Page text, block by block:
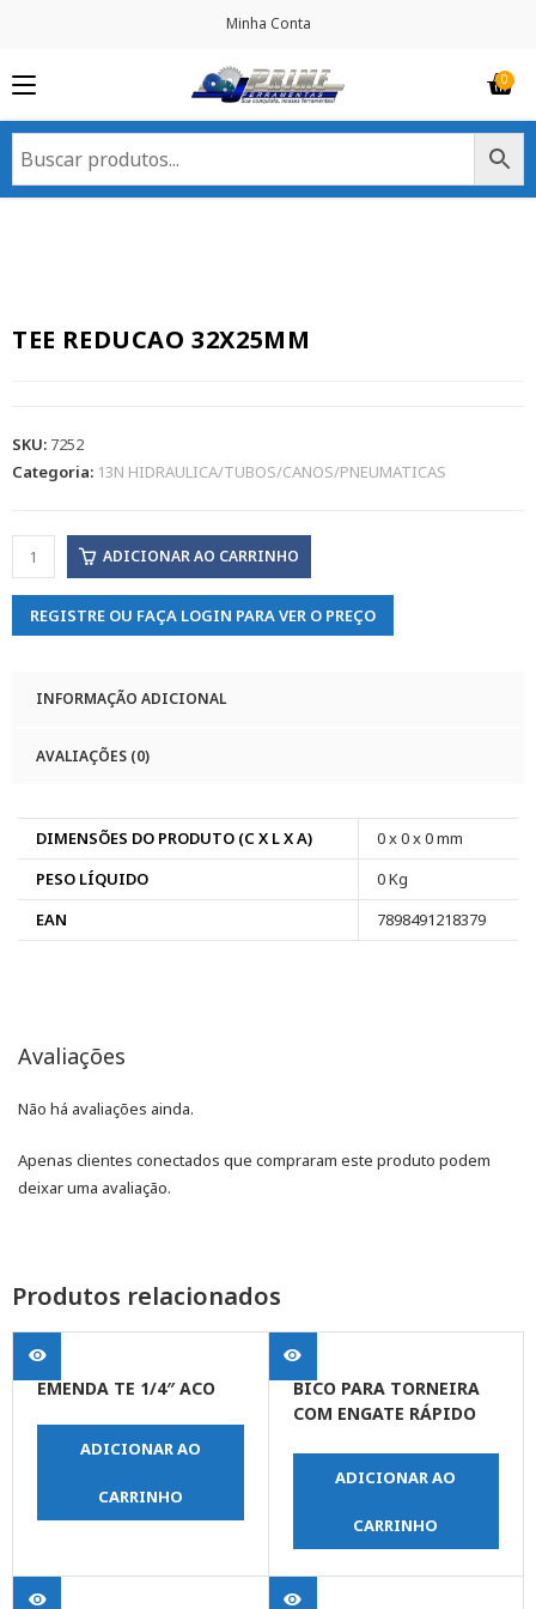
Minha Conta
TEE REDUCAO 32X25MM
SKU: 7252
Categoria: 13N HIDRAULICA/TUBOS/CANOS/PNEUMATICAS
ADICIONAR AO CARRINHO
REGISTRE OU FAÇA LOGIN PARA VER O PREÇO
INFORMAÇÃO ADICIONAL
AVALIAÇÕES (0)
DIMENSÕES DO PRODUTO (C X L X A)
0 x 0 x 0 mm
PESO LÍQUIDO
0 Kg
EAN
7898491218379
Avaliações
Não há avaliações ainda.
Apenas clientes conectados que compraram este produto podem
deixar uma avaliação.
Produtos relacionados
EMENDA TE 1/4″ ACO
ADICIONAR AO
CARRINHO
BICO PARA TORNEIRA
COM ENGATE RÁPIDO
ADICIONAR AO
CARRINHO